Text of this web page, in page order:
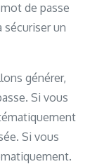
de passe
sécuriser un
générer,
Si vous
Si vous